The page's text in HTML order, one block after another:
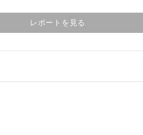
レポートを見る